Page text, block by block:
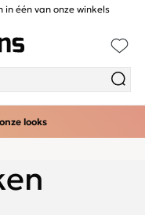
één van onze winkels
looks